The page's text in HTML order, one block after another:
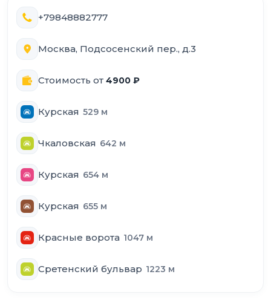
+79848882777
Москва, Подсосенский пер., д.3
Стоимость от 4900 ₽
Курская 529 м
Чкаловская 642 м
Курская 654 м
Курская 655 м
Красные ворота 1047 м
Сретенский бульвар 1223 м